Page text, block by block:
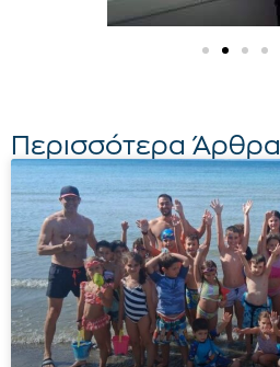
Περισσότερα Άρθρα